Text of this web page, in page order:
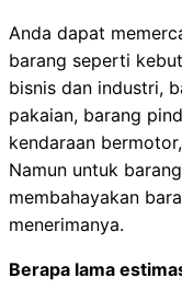
Anda dapat
barang seperti
bisnis dan industri,
pakaian, barang
kendaraan
Namun untuk
membahayakan
menerimanya.
Berapa lama